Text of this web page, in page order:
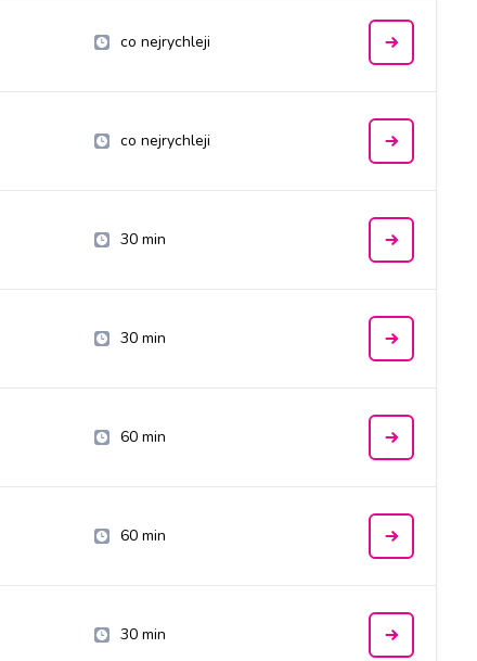
co nejrychleji
co nejrychleji
30 min
30 min
60 min
60 min
30 min